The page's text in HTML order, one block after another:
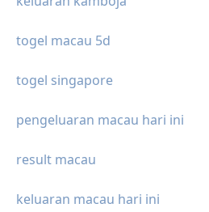
togel macau 5d
togel singapore
pengeluaran macau hari ini
result macau
keluaran macau hari ini